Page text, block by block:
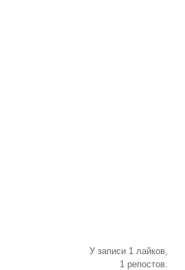
У записи 1 лайков,
1 репостов.